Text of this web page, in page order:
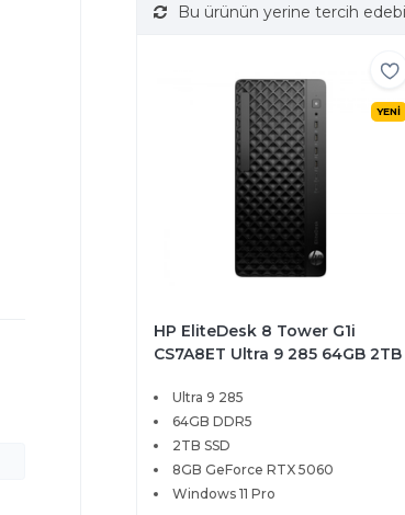
Bu ürünün yerine tercih
YENİ
HP EliteDesk 8 Tower G1i
CS7A8ET Ultra 9 285 64GB 2TB
ProUltra 9 285
64GB DDR5
2TB SSD
8GB GeForce RTX 5060
Windows 11 Pro